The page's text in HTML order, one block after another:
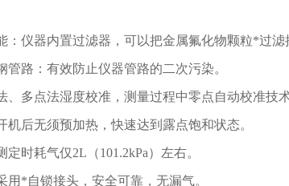
器内置过滤器，可以把金属氟化物颗粒*过滤
：有效防止仪器管路的二次污染。
点法湿度校准，测量过程中零点自动校准技
无须预加热，快速达到露点饱和状态。
耗气仅2L（101.2kPa）左右。
自锁接头，安全可靠，无漏气。